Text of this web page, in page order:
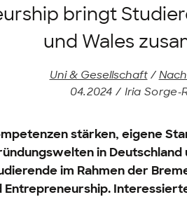
bringt
und Wales
Uni & Gesellschaft/
04.2024 / Iria Sorge-
stärken, eigene
in
im Rahmen der
Entrepreneurship.